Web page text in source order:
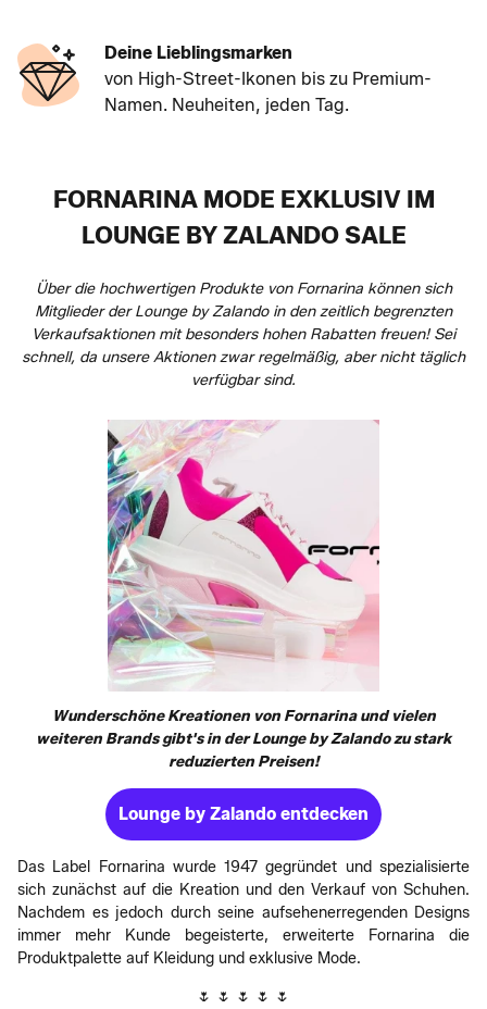
Deine Lieblingsmarken
von High-Street-Ikonen bis zu Premium-
Namen. Neuheiten, jeden Tag.
FORNARINA MODE EXKLUSIV IM
LOUNGE BY ZALANDO SALE
Über die hochwertigen Produkte von Fornarina können sich
Mitglieder der Lounge by Zalando in den zeitlich begrenzten
Verkaufsaktionen mit besonders hohen Rabatten freuen! Sei
schnell, da unsere Aktionen zwar regelmäßig, aber nicht täglich
verfügbar sind.
Wunderschöne Kreationen von Fornarina und vielen
weiteren Brands gibt's in der Lounge by Zalando zu stark
reduzierten Preisen!
Lounge by Zalando entdecken
Das Label Fornarina wurde 1947 gegründet und spezialisierte
sich zunächst auf die Kreation und den Verkauf von Schuhen.
Nachdem es jedoch durch seine aufsehenerregenden Designs
immer mehr Kunde begeisterte, erweiterte Fornarina die
Produktpalette auf Kleidung und exklusive Mode.
🌷 🌷 🌷 🌷 🌷